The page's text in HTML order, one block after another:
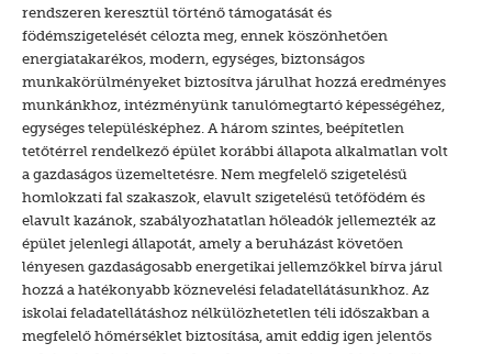
rendszeren keresztül történő támogatását és
födémszigetelését célozta meg, ennek köszönhetően
energiatakarékos, modern, egységes, biztonságos
munkakörülményeket biztosítva járulhat hozzá eredményes
munkánkhoz, intézményünk tanulómegtartó képességéhez,
egységes településképhez. A három szintes, beépítetlen
tetőtérrel rendelkező épület korábbi állapota alkalmatlan volt
a gazdaságos üzemeltetésre. Nem megfelelő szigetelésű
homlokzati fal szakaszok, elavult szigetelésű tetőfödém és
elavult kazánok, szabályozhatatlan hőleadók jellemezték az
épület jelenlegi állapotát, amely a beruházást követően
lényesen gazdaságosabb energetikai jellemzőkkel bírva járul
hozzá a hatékonyabb köznevelési feladatellátásunkhoz. Az
iskolai feladatellátáshoz nélkülözhetetlen téli időszakban a
megfelelő hőmérséklet biztosítása, amit eddig igen jelentős